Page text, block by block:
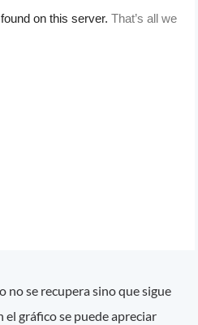
no se recupera sino que sigue
el gráfico se puede apreciar